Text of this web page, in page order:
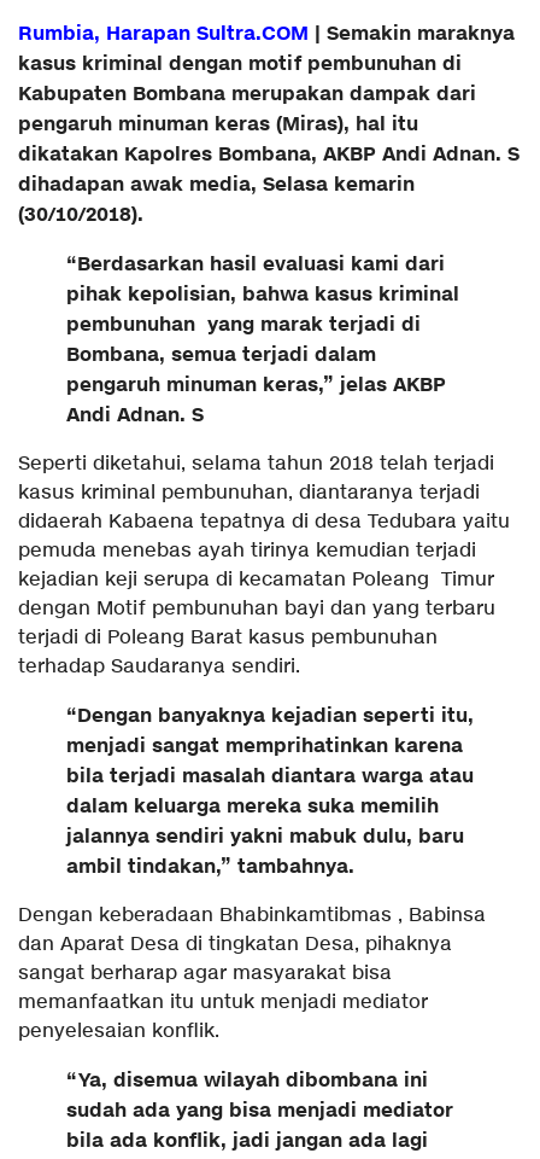
Rumbia, Harapan Sultra.COM | Semakin maraknya
kasus kriminal dengan motif pembunuhan di
Kabupaten Bombana merupakan dampak dari
pengaruh minuman keras (Miras), hal itu
dikatakan Kapolres Bombana, AKBP Andi Adnan. S
dihadapan awak media, Selasa kemarin
(30/10/2018).
“Berdasarkan hasil evaluasi kami dari
pihak kepolisian, bahwa kasus kriminal
pembunuhan yang marak terjadi di
Bombana, semua terjadi dalam
pengaruh minuman keras,” jelas AKBP
Andi Adnan. S
Seperti diketahui, selama tahun 2018 telah terjadi
kasus kriminal pembunuhan, diantaranya terjadi
didaerah Kabaena tepatnya di desa Tedubara yaitu
pemuda menebas ayah tirinya kemudian terjadi
kejadian keji serupa di kecamatan Poleang Timur
dengan Motif pembunuhan bayi dan yang terbaru
terjadi di Poleang Barat kasus pembunuhan
terhadap Saudaranya sendiri.
“Dengan banyaknya kejadian seperti itu,
menjadi sangat memprihatinkan karena
bila terjadi masalah diantara warga atau
dalam keluarga mereka suka memilih
jalannya sendiri yakni mabuk dulu, baru
ambil tindakan,” tambahnya.
Dengan keberadaan Bhabinkamtibmas , Babinsa
dan Aparat Desa di tingkatan Desa, pihaknya
sangat berharap agar masyarakat bisa
memanfaatkan itu untuk menjadi mediator
penyelesaian konflik.
“Ya, disemua wilayah dibombana ini
sudah ada yang bisa menjadi mediator
bila ada konflik, jadi jangan ada lagi